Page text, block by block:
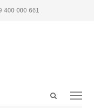
000 661
Open